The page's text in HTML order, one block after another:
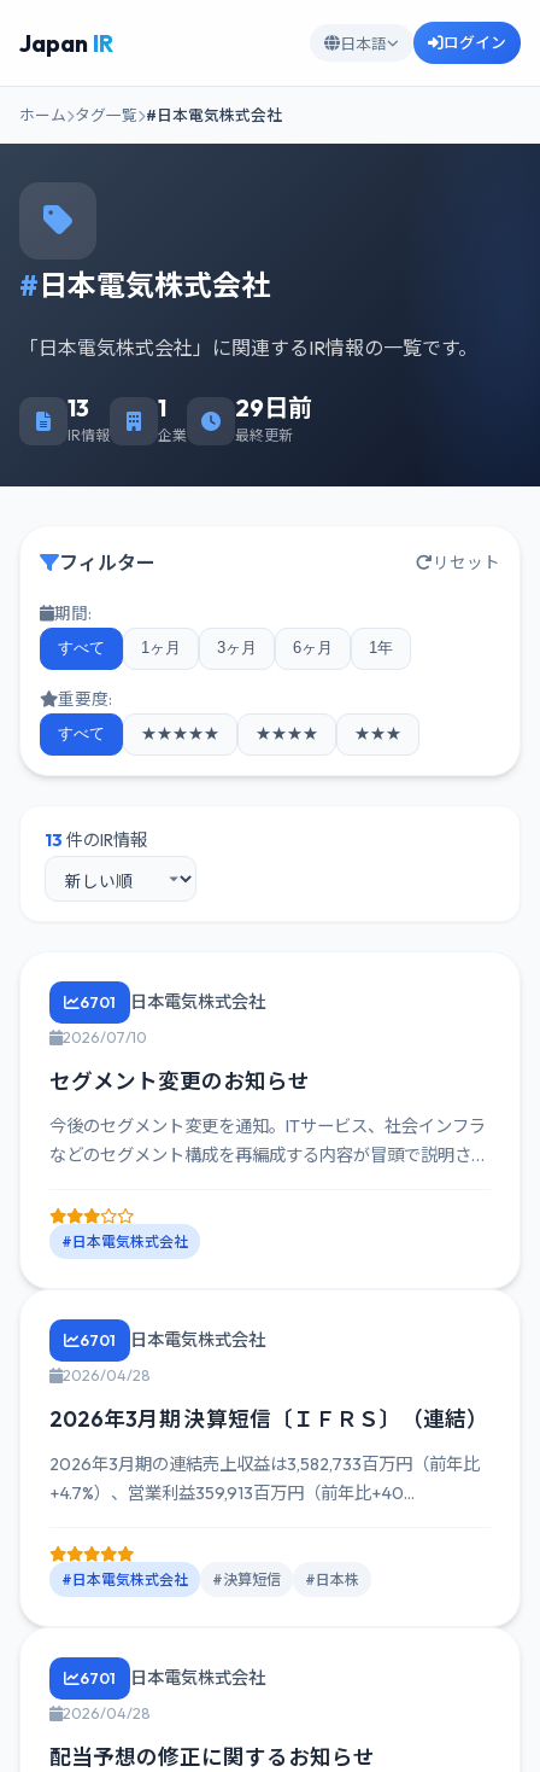
Japan IR 日本語 ログイン
ホーム タグ一覧 #日本電気株式会社
#日本電気株式会社
「日本電気株式会社」に関連するIR情報の一覧です。
13
IR情報
1
企業
29日前
最終更新
フィルター リセット
期間:
すべて 1ヶ月 3ヶ月 6ヶ月 1年
重要度:
すべて ★★★★★ ★★★★ ★★★
13 件のIR情報
6701 日本電気株式会社
2026/07/10
セグメント変更のお知らせ
今後のセグメント変更を通知。ITサービス、社会インフラ
などのセグメント構成を再編成する内容が冒頭で説明さ
#日本電気株式会社
6701 日本電気株式会社
2026/04/28
2026年3月期 決算短信〔ＩＦＲＳ〕（連結）
2026年3月期の連結売上収益は3,582,733百万円（前年比
+4.7%）、営業利益359,913百万円（前年比+40...
#日本電気株式会社 #決算短信 #日本株
6701 日本電気株式会社
2026/04/28
配当予想の修正に関するお知らせ